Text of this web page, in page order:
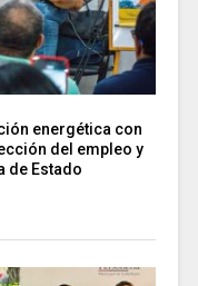
energética con
del empleo y
de Estado